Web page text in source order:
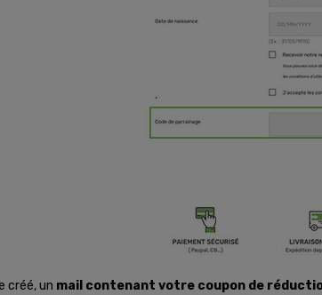
créé, un mail contenant votre coupon de